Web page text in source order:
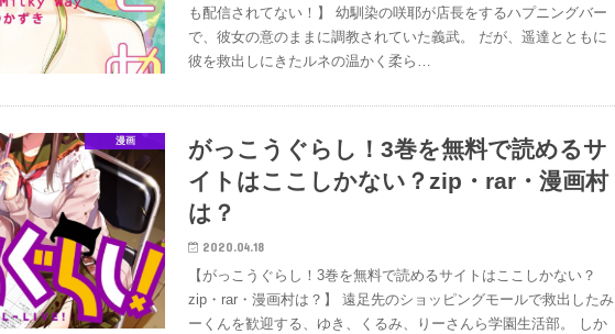
も配信されてない！】 幼馴染の咲耶が店長をするハプニングバー
で、彼女の意のままに調教されていた義武。 だが、遥達とともに
彼を救出しにきたルネの温かく柔ら…
漫画
がっこうぐらし！3巻を無料で読めるサ
イトはここしかない？zip・rar・漫画村
は？
2020.04.18
【がっこうぐらし！3巻を無料で読めるサイトはここしかない？
zip・rar・漫画村は？】 遠足先のショッピングモールで救出したみ
ーくんを歓迎する、ゆき、くるみ、りーさんら学園生活部。 しか